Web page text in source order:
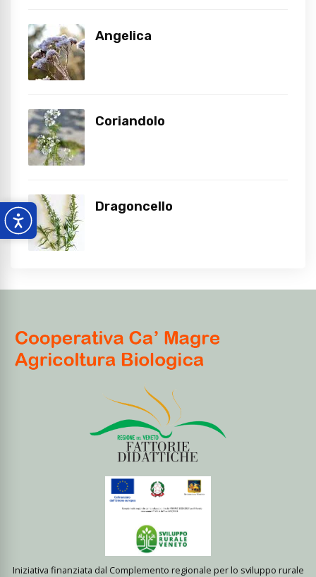
Angelica
Coriandolo
Dragoncello
Iniziativa finanziata dal Complemento regionale per lo sviluppo rurale